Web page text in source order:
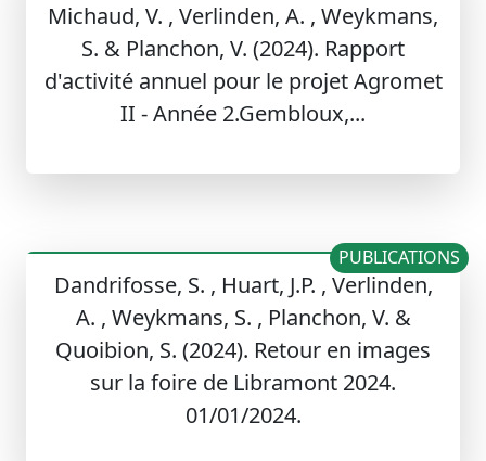
Michaud, V. , Verlinden, A. , Weykmans,
S. & Planchon, V. (2024). Rapport
d'activité annuel pour le projet Agromet
II - Année 2.Gembloux,...
Dandrifosse, S. , Huart, J.P. , Verlinden,
A. , Weykmans, S. , Planchon, V. &
Quoibion, S. (2024). Retour en images
sur la foire de Libramont 2024.
01/01/2024.
PUBLICATIONS